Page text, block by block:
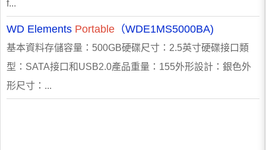
f...
WD Elements Portable （WDE1MS5000BA)
基本資料存儲容量：500GB硬碟尺寸：2.5英寸硬碟接口類
型：SATA接口和USB2.0產品重量：155外形設計：銀色外
形尺寸：...